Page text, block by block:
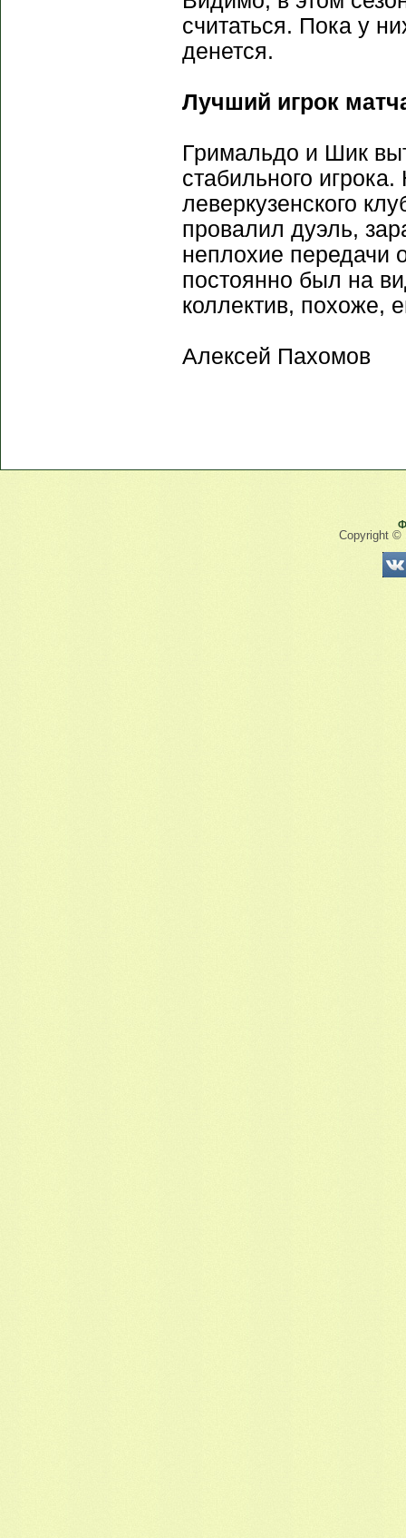
считаться. Пока у
денется.
Лучший игрок
Гримальдо и Шик
стабильного
леверкузенского
провалил дуэль,
неплохие передачи
постоянно был на
коллектив, похоже,
Алексей Пахомов
Copyright ©